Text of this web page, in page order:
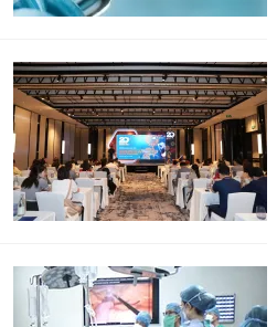
EMagazine
Photo
Infographic
Góc ảnh
Công nghệ
Hitech Công nghệ tương lai
Sản phẩm